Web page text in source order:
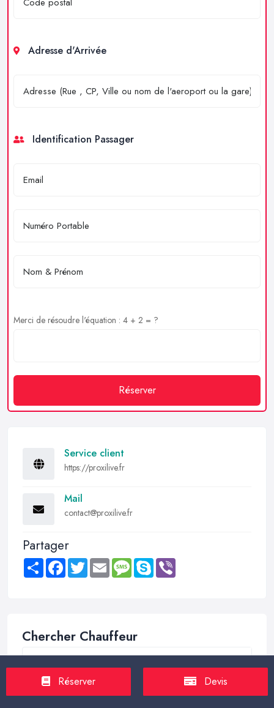
Adresse d'Arrivée
Identification Passager
Merci de résoudre l'équation : 4 + 2 = ?
Réserver
Service client
https://proxilive.fr
Mail
contact@proxilive.fr
Partager
Share FacebookTwitter Email MessageSkype
Chercher Chauffeur
Réserver Devis